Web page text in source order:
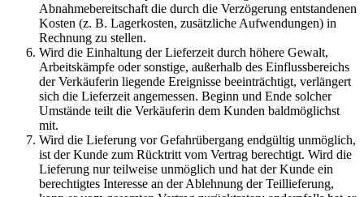
Abnahmebereitschaft die durch die Verzögerung entstandenen
Kosten (z. B. Lagerkosten, zusätzliche Aufwendungen) in
Rechnung zu stellen.
Wird die Einhaltung der Lieferzeit durch höhere Gewalt,
Arbeitskämpfe oder sonstige, außerhalb des Einflussbereichs
der Verkäuferin liegende Ereignisse beeinträchtigt, verlängert
sich die Lieferzeit angemessen. Beginn und Ende solcher
Umstände teilt die Verkäuferin dem Kunden baldmöglichst
mit.
Wird die Lieferung vor Gefahrübergang endgültig unmöglich,
ist der Kunde zum Rücktritt vom Vertrag berechtigt. Wird die
Lieferung nur teilweise unmöglich und hat der Kunde ein
berechtigtes Interesse an der Ablehnung der Teillieferung,